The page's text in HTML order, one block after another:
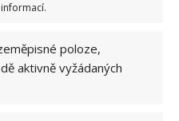
poloze,
aktivně vyžádaných